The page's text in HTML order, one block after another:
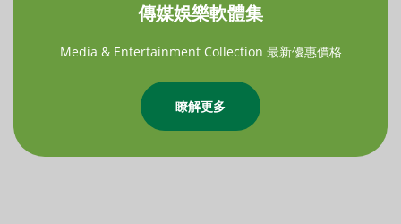
傳媒娛樂軟體集
Media & Entertainment Collection 最新優惠價格
瞭解更多